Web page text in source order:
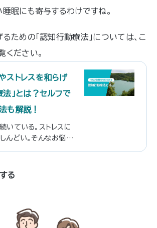
睡眠にも寄与するわけですね。
るための「認知行動療法」については、こ
ください。
ストレスを和らげ
法」とは？セルフで
も解説！
いている。ストレスに
んどい。そんなお悩み
の病気の治療にも用い
やすいことが、認知行
。日常生活における
る